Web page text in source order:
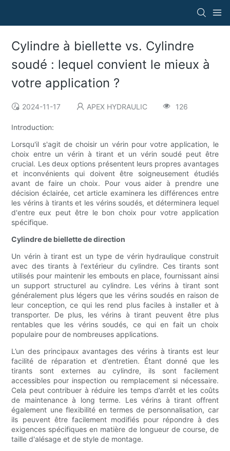
Cylindre à biellette vs. Cylindre
soudé : lequel convient le mieux à
votre application ?
2024-11-17 APEX HYDRAULIC 126
Introduction:
Lorsqu'il s'agit de choisir un vérin pour votre application, le
choix entre un vérin à tirant et un vérin soudé peut être
crucial. Les deux options présentent leurs propres avantages
et inconvénients qui doivent être soigneusement étudiés
avant de faire un choix. Pour vous aider à prendre une
décision éclairée, cet article examinera les différences entre
les vérins à tirants et les vérins soudés, et déterminera lequel
d'entre eux peut être le bon choix pour votre application
spécifique.
Cylindre de biellette de direction
Un vérin à tirant est un type de vérin hydraulique construit
avec des tirants à l'extérieur du cylindre. Ces tirants sont
utilisés pour maintenir les embouts en place, fournissant ainsi
un support structurel au cylindre. Les vérins à tirant sont
généralement plus légers que les vérins soudés en raison de
leur conception, ce qui les rend plus faciles à installer et à
transporter. De plus, les vérins à tirant peuvent être plus
rentables que les vérins soudés, ce qui en fait un choix
populaire pour de nombreuses applications.
L’un des principaux avantages des vérins à tirants est leur
facilité de réparation et d’entretien. Étant donné que les
tirants sont externes au cylindre, ils sont facilement
accessibles pour inspection ou remplacement si nécessaire.
Cela peut contribuer à réduire les temps d’arrêt et les coûts
de maintenance à long terme. Les vérins à tirant offrent
également une flexibilité en termes de personnalisation, car
ils peuvent être facilement modifiés pour répondre à des
exigences spécifiques en matière de longueur de course, de
taille d'alésage et de style de montage.